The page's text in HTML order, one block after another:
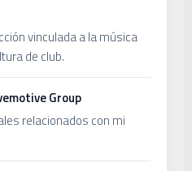
vinculada a la música
de club.
Group
relacionados con mi